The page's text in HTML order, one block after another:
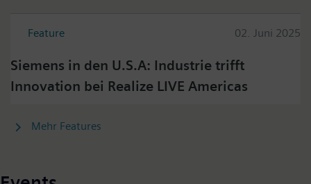
Feature 02. Juni 2025
Siemens in den U.S.A: Industrie trifft
Innovation bei Realize LIVE Americas
Mehr Features